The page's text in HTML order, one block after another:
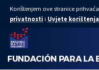
Korištenjem ove stranice
privatnosti i Uvjete korištenja
FUNDACIÓN PARA LA